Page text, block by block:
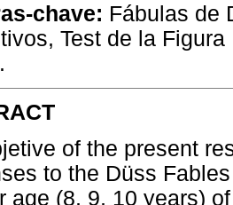
chave: Fábulas de
Test de la
of the present
to the Düss
age (8, 9, 10 years)